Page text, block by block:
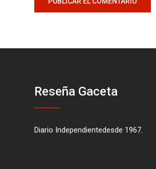
Reseña Gaceta
Diario Independientedesde 1967.